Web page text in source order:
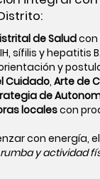
de Saludcon
sífilis y hepatitis B.
y
Cuidado, Arte de
de
localescon
con energía, el
rumba y actividad